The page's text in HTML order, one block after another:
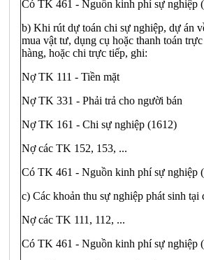
Có TK 461 - Nguồn kinh phí sự nghiệp
b) Khi rút dự toán chi sự nghiệp, dự án
mua vật tư, dụng cụ hoặc thanh toán
hàng, hoặc chi trực tiếp, ghi:
Nợ TK 111 - Tiền mặt
Nợ TK 331 - Phải trả cho người bán
Nợ TK 161 - Chi sự nghiệp (1612)
Nợ các TK 152, 153, ...
Có TK 461 - Nguồn kinh phí sự nghiệp
c) Các khoản thu sự nghiệp phát sinh tại
Nợ các TK 111, 112, ...
Có TK 461 - Nguồn kinh phí sự nghiệp